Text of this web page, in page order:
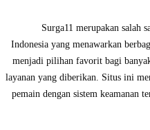
Surga11 merupakan salah
Indonesia yang menawarkan
menjadi pilihan favorit bagi
layanan yang diberikan. Situs ini
pemain dengan sistem keamanan